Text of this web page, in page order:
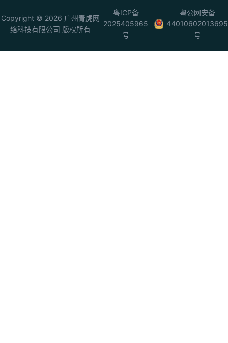
Copyright © 2026 广州青虎网
络科技有限公司 版权所有
粤ICP备
2025405965
号
粤公网安备
44010602013695
号